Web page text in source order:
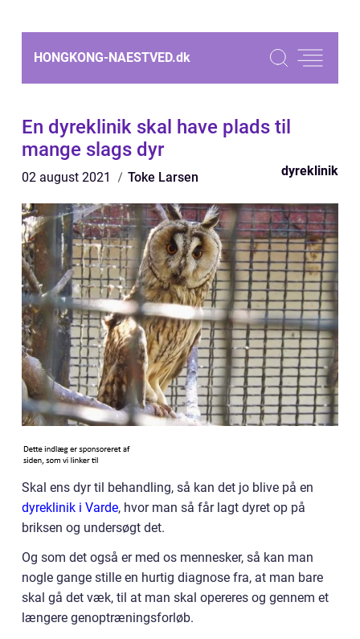
HONGKONG-NAESTVED.dk
En dyreklinik skal have plads til
mange slags dyr
02 august 2021 Toke Larsen dyreklinik
Skal ens dyr til behandling, så kan det jo blive på en
dyreklinik i Varde, hvor man så får lagt dyret op på
briksen og undersøgt det.
Og som det også er med os mennesker, så kan man
nogle gange stille en hurtig diagnose fra, at man bare
skal gå det væk, til at man skal opereres og gennem et
længere genoptræningsforløb.